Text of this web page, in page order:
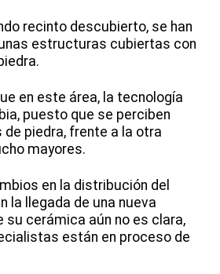
recinto descubierto, se han
estructuras cubiertas con
en este área, la tecnología
puesto que se perciben
de piedra, frente a la otra
mayores.
en la distribución del
la llegada de una nueva
su cerámica aún no es clara,
están en proceso de